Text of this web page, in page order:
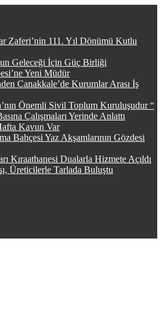
Zaferi’nin 111. Yıl Dönümü Kutlu
Geleceği İçin Güç Birliği
Yeni Müdür
Çanakkale’de Kurumlar Arası İş
Önemli Sivil Toplum Kuruluşudur “
Çalışmaları Yerinde Anlattı
Kavun Var
Bahçesi Yaz Akşamlarının Gözdesi
Kıraathanesi Dualarla Hizmete Açıldı
Üreticilerle Tarlada Buluştu